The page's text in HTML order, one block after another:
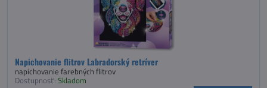
Napichovanie flitrov Labradorský retríver
napichovanie farebných flitrov
Dostupnosť: Skladom